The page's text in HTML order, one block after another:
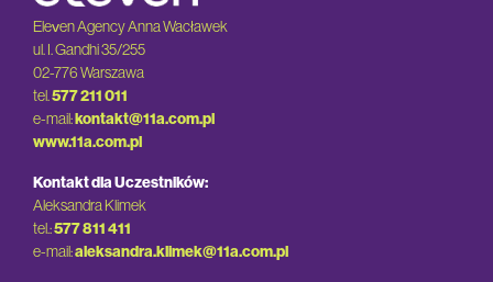
Eleven Agency Anna Wacławek
ul. I. Gandhi 35/255
02-776 Warszawa
tel.577 211 011
e-mail:kontakt@11a.com.pl
www.11a.com.pl
Kontakt dla Uczestników:
Aleksandra Klimek
tel.:577 811 411
e-mail:aleksandra.klimek@11a.com.pl